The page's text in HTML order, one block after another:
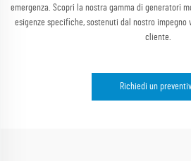
emergenza. Scopri la nostra gamma di generatori
esigenze specifiche, sostenuti dal nostro impegno
cliente.
Richiedi un